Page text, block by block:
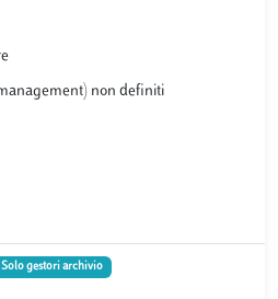
non definiti
Solo gestori archivio